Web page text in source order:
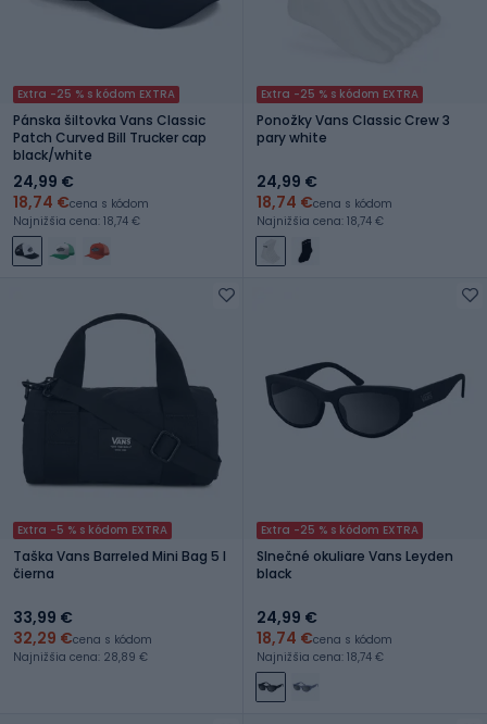
Extra -25 % s kódom EXTRA
Pánska šiltovka Vans Classic
Patch Curved Bill Trucker cap
black/white
24,99 €
18,74 €cena s kódom
Najnižšia cena: 18,74 €
Extra -25 % s kódom EXTRA
Ponožky Vans Classic Crew 3
pary white
24,99 €
18,74 €cena s kódom
Najnižšia cena: 18,74 €
Extra -5 % s kódom EXTRA
Taška Vans Barreled Mini Bag 5 l
čierna
33,99 €
32,29 €cena s kódom
Najnižšia cena: 28,89 €
Extra -25 % s kódom EXTRA
Slnečné okuliare Vans Leyden
black
24,99 €
18,74 €cena s kódom
Najnižšia cena: 18,74 €